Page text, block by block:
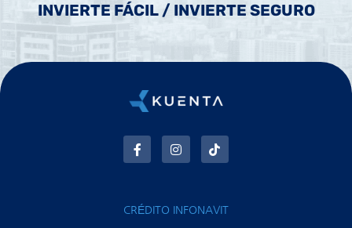
INVIERTE FÁCIL / INVIERTE SEGURO
CRÉDITO INFONAVIT